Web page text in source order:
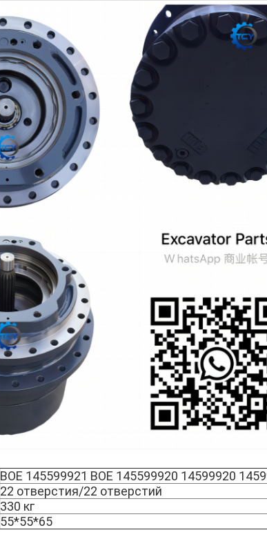
ВОЕ 145599921 ВОЕ 145599920 14599920
22 отверстия/22 отверстий
330 кг
55*55*65